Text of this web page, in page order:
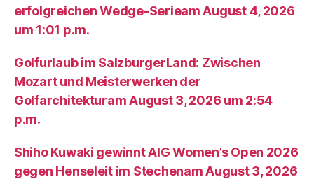
erfolgreichen Wedge-Serieam August 4, 2026
um 1:01 p.m.
Golfurlaub im SalzburgerLand: Zwischen
Mozart und Meisterwerken der
Golfarchitekturam August 3, 2026 um 2:54
p.m.
Shiho Kuwaki gewinnt AIG Women’s Open 2026
gegen Henseleit im Stechenam August 3, 2026